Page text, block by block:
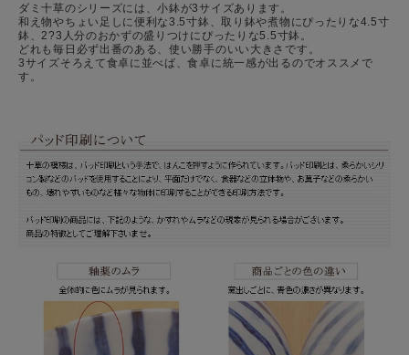
ダミ十草のシリーズには、小鉢が3サイズあります。
和え物やちょい足しに便利な3.5寸鉢、取り鉢や煮物にぴったりな4.5寸
鉢、2?3人分のおかずの盛りつけにぴったりな5.5寸鉢。
どれも毎日必ず出番のある、使い勝手のいい大きさです。
3サイズそろえて食卓に並べば、食卓に統一感が出るのでオススメで
す。